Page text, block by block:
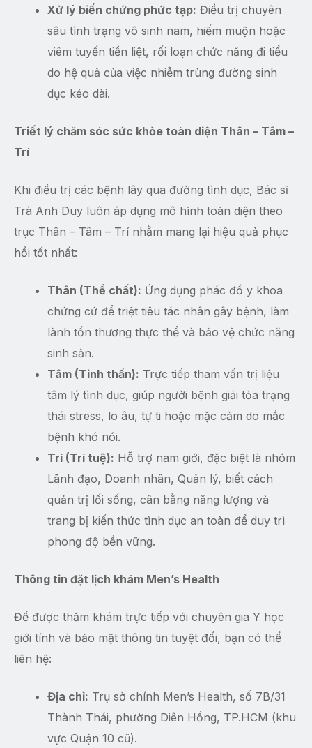
Xử lý biến chứng phức tạp: Điều trị chuyên
sâu tình trạng vô sinh nam, hiếm muộn hoặc
viêm tuyến tiền liệt, rối loạn chức năng đi tiểu
do hệ quả của việc nhiễm trùng đường sinh
dục kéo dài.
Triết lý chăm sóc sức khỏe toàn diện Thân – Tâm –
Trí
Khi điều trị các bệnh lây qua đường tình dục, Bác sĩ
Trà Anh Duy luôn áp dụng mô hình toàn diện theo
trục Thân – Tâm – Trí nhằm mang lại hiệu quả phục
hồi tốt nhất:
Thân (Thể chất): Ứng dụng phác đồ y khoa
chứng cứ để triệt tiêu tác nhân gây bệnh, làm
lành tổn thương thực thể và bảo vệ chức năng
sinh sản.
Tâm (Tinh thần): Trực tiếp tham vấn trị liệu
tâm lý tình dục, giúp người bệnh giải tỏa trạng
thái stress, lo âu, tự ti hoặc mặc cảm do mắc
bệnh khó nói.
Trí (Trí tuệ): Hỗ trợ nam giới, đặc biệt là nhóm
Lãnh đạo, Doanh nhân, Quản lý, biết cách
quản trị lối sống, cân bằng năng lượng và
trang bị kiến thức tình dục an toàn để duy trì
phong độ bền vững.
Thông tin đặt lịch khám Men’s Health
Để được thăm khám trực tiếp với chuyên gia Y học
giới tính và bảo mật thông tin tuyệt đối, bạn có thể
liên hệ:
Địa chỉ: Trụ sở chính Men’s Health, số 7B/31
Thành Thái, phường Diên Hồng, TP.HCM (khu
vực Quận 10 cũ).